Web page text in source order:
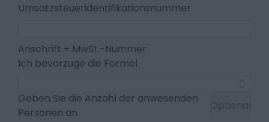
Umsatzsteueridentifikationsnummer
Anschrift + MwSt.-Nummer
Ich bevorzuge die Formel
Geben Sie die Anzahl der anwesenden
Personen an